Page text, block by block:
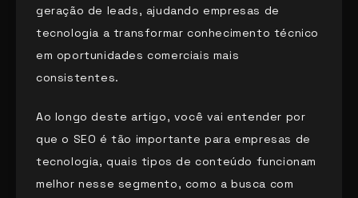
geração de leads, ajudando empresas de
tecnologia a transformar conhecimento técnico
em oportunidades comerciais mais
consistentes.
Ao longo deste artigo, você vai entender por
que o SEO é tão importante para empresas de
tecnologia, quais tipos de conteúdo funcionam
melhor nesse segmento, como a busca com